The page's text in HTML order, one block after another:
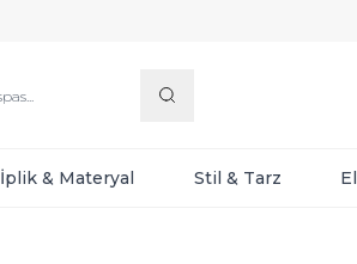
İplik & Materyal Stil & Tarz